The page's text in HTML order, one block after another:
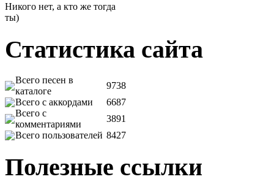
Никого нет, а кто же тогда
ты)
Статистика сайта
Всего песен в
каталоге
9738
Всего с аккордами
6687
Всего с
комментариями
3891
Всего пользователей 8427
Полезные ссылки